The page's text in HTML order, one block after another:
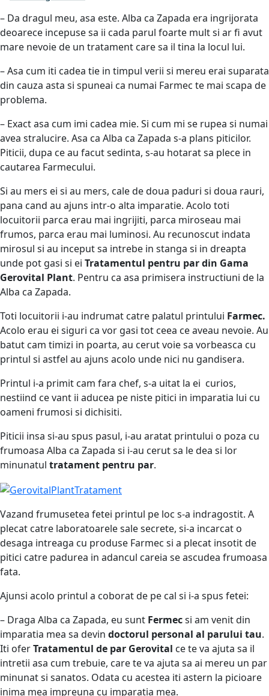
– Da dragul meu, asa este. Alba ca Zapada era ingrijorata
deoarece incepuse sa ii cada parul foarte mult si ar fi avut
mare nevoie de un tratament care sa il tina la locul lui.
– Asa cum iti cadea tie in timpul verii si mereu erai suparata
din cauza asta si spuneai ca numai Farmec te mai scapa de
problema.
– Exact asa cum imi cadea mie. Si cum mi se rupea si numai
avea stralucire. Asa ca Alba ca Zapada s-a plans piticilor.
Piticii, dupa ce au facut sedinta, s-au hotarat sa plece in
cautarea Farmecului.
Si au mers ei si au mers, cale de doua paduri si doua rauri,
pana cand au ajuns intr-o alta imparatie. Acolo toti
locuitorii parca erau mai ingrijiti, parca miroseau mai
frumos, parca erau mai luminosi. Au recunoscut indata
mirosul si au inceput sa intrebe in stanga si in dreapta
unde pot gasi si ei Tratamentul pentru par din Gama
Gerovital Plant. Pentru ca asa primisera instructiuni de la
Alba ca Zapada.
Toti locuitorii i-au indrumat catre palatul printului Farmec.
Acolo erau ei siguri ca vor gasi tot ceea ce aveau nevoie. Au
batut cam timizi in poarta, au cerut voie sa vorbeasca cu
printul si astfel au ajuns acolo unde nici nu gandisera.
Printul i-a primit cam fara chef, s-a uitat la ei curios,
nestiind ce vant ii aducea pe niste pitici in imparatia lui cu
oameni frumosi si dichisiti.
Piticii insa si-au spus pasul, i-au aratat printului o poza cu
frumoasa Alba ca Zapada si i-au cerut sa le dea si lor
minunatul tratament pentru par.
Vazand frumusetea fetei printul pe loc s-a indragostit. A
plecat catre laboratoarele sale secrete, si-a incarcat o
desaga intreaga cu produse Farmec si a plecat insotit de
pitici catre padurea in adancul careia se ascudea frumoasa
fata.
Ajunsi acolo printul a coborat de pe cal si i-a spus fetei:
– Draga Alba ca Zapada, eu sunt Fermecsi am venit din
imparatia mea sa devin doctorul personal al parului tau.
Iti oferTratamentul de par Gerovital ce te va ajuta sa il
intretii asa cum trebuie, care te va ajuta sa ai mereu un par
minunat si sanatos. Odata cu acestea iti astern la picioare
inima mea impreuna cu imparatia mea.